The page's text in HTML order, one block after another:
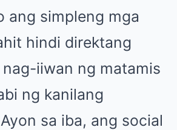
ang simpleng mga
hindi direktang
iiwan ng matamis
ng kanilang
sa iba, ang social